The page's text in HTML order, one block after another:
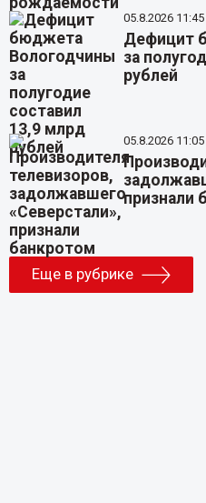
05.8.2026 11:45
Дефицит
за
рублей
05.8.2026 11:05
признали
Еще в рубрике